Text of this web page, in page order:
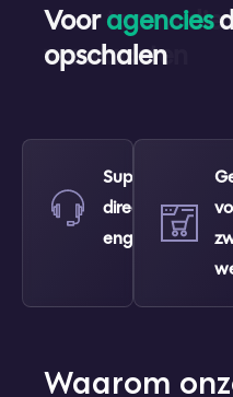
Vooragencies
opschalen
Support
direct van
engineers
Waarom